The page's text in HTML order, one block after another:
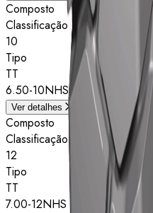
Composto
Classificação de estrelas
10
Tipo
TT
6.50-10NHS
Ver detalhes
Composto
Classificação de estrelas
12
Tipo
TT
7.00-12NHS